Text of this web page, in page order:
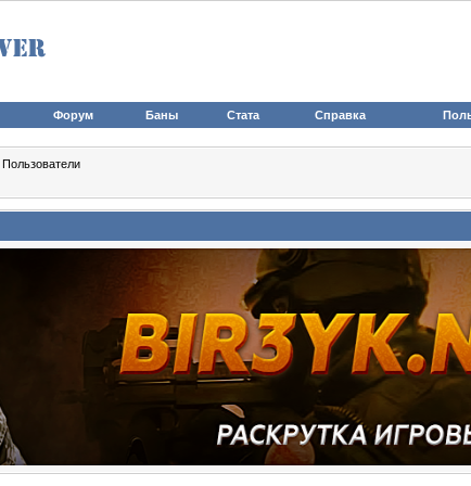
Форум Баны Стата Справка
Пользователи